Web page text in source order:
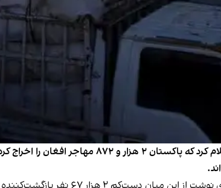
کمیسیون عالی طالبان در امور مهاجران